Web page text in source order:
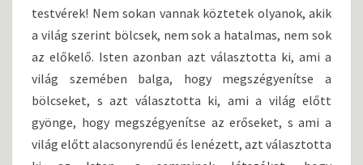
testvérek! Nem sokan vannak köztetek olyanok, akik
a világ szerint bölcsek, nem sok a hatalmas, nem sok
az előkelő. Isten azonban azt választotta ki, ami a
világ szemében balga, hogy megszégyenítse a
bölcseket, s azt választotta ki, ami a világ előtt
gyönge, hogy megszégyenítse az erőseket, s ami a
világ előtt alacsonyrendű és lenézett, azt választotta